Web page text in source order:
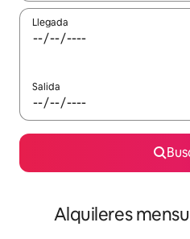
Llegada
Salida
Alquileres